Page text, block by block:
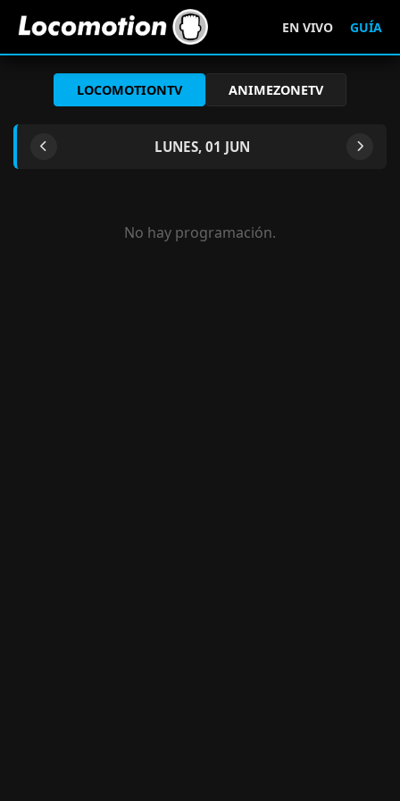
EN VIVO GUÍA
LOCOMOTIONTV ANIMEZONETV
LUNES, 01 JUN
No hay programación.